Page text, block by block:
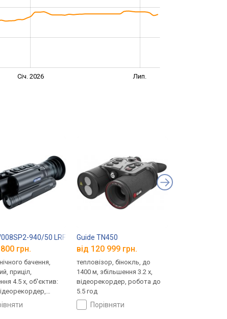
Січ. 2026 Лип.
940/50 LRF
грн.
бачення,
приціл,
4.5 x, об'єктив:
8 год
Guide TN450
від 120 999 грн.
тепловізор, бінокль, до
1400 м, збільшення 3.2 x,
відеорекордер, робота до
5.5 год
порівняти